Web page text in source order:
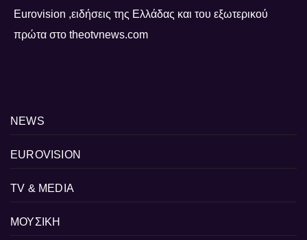
Eurovision ,ειδήσεις της Ελλάδας και του εξωτερικού
πρώτα στο theotvnews.com
NEWS
EUROVISION
TV & MEDIA
ΜΟΥΣΙΚΗ